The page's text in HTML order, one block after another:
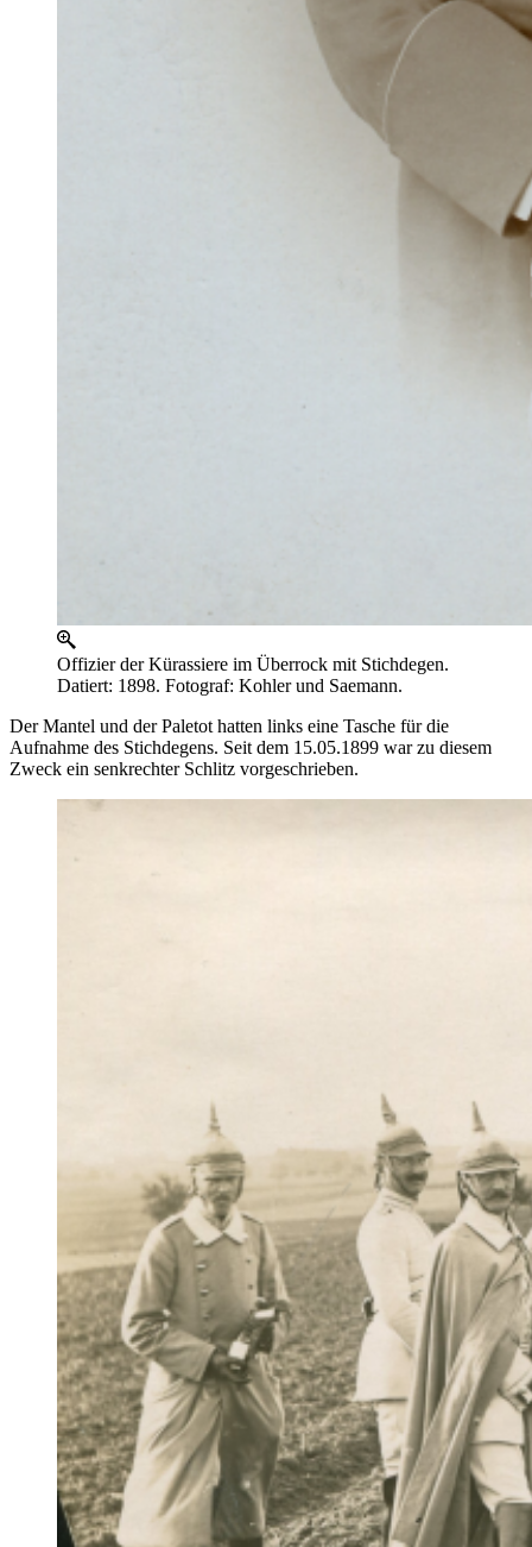
Offizier der Kürassiere im Überrock mit Stichdegen.
Datiert: 1898. Fotograf: Kohler und Saemann.
Der Mantel und der Paletot hatten links eine Tasche für die
Aufnahme des Stichdegens. Seit dem 15.05.1899 war zu diesem
Zweck ein senkrechter Schlitz vorgeschrieben.